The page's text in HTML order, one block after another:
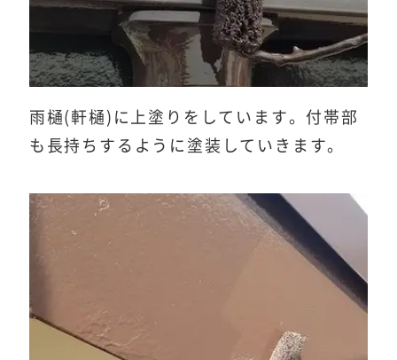
雨樋(軒樋)に上塗りをしています。付帯部
も長持ちするように塗装していきます。